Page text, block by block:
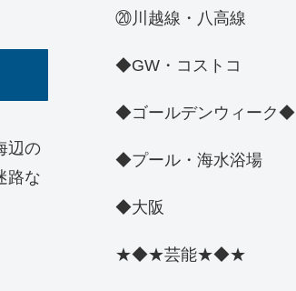
辺の
路な
⑳川越線・八高線
◆GW・コストコ
◆ゴールデンウィーク◆
◆プール・海水浴場
◆大阪
★◆★芸能★◆★